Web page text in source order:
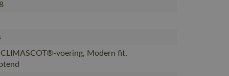
CLIMASCOT®-voering, Modern fit,